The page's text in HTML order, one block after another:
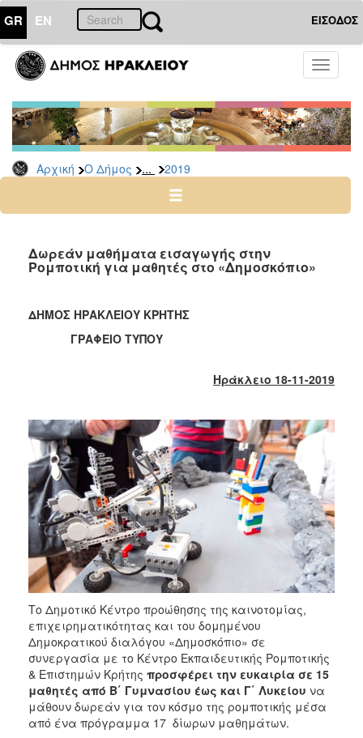
GR EN ΕΙΣΟΔΟΣ
Toggle
Αρχική Ο Δήμος ... 2019
ΔΗΜΟΣ
Δελτία
Τύπου
Αρχείο
2026
2024
2022
2020
2019
2015
2013
2012
2011
2010
2006
ΤΟΠΟΣ
ΠΟΛΙΤΙΣΜΟΣ
Δωρεάν μαθήματα εισαγωγής στην
Ρομποτική για μαθητές στο «Δημοσκόπιο»
ΔΗΜΟΣ ΗΡΑΚΛΕΙΟΥ ΚΡΗΤΗΣ
ΓΡΑΦΕΙΟ ΤΥΠΟΥ
Ηράκλειο 18-11-2019
Το Δημοτικό Κέντρο προώθησης της καινοτομίας,
επιχειρηματικότητας και του δομημένου
Δημοκρατικού διαλόγου «Δημοσκόπιο» σε
συνεργασία με το Κέντρο Εκπαιδευτικής Ρομποτικής
& Επιστημών Κρήτης προσφέρει την ευκαιρία σε 15
μαθητές από Β΄ Γυμνασίου έως και Γ΄ Λυκείου να
μάθουν δωρεάν για τον κόσμο της ρομποτικής μέσα
από ένα πρόγραμμα 17 δίωρων μαθημάτων.